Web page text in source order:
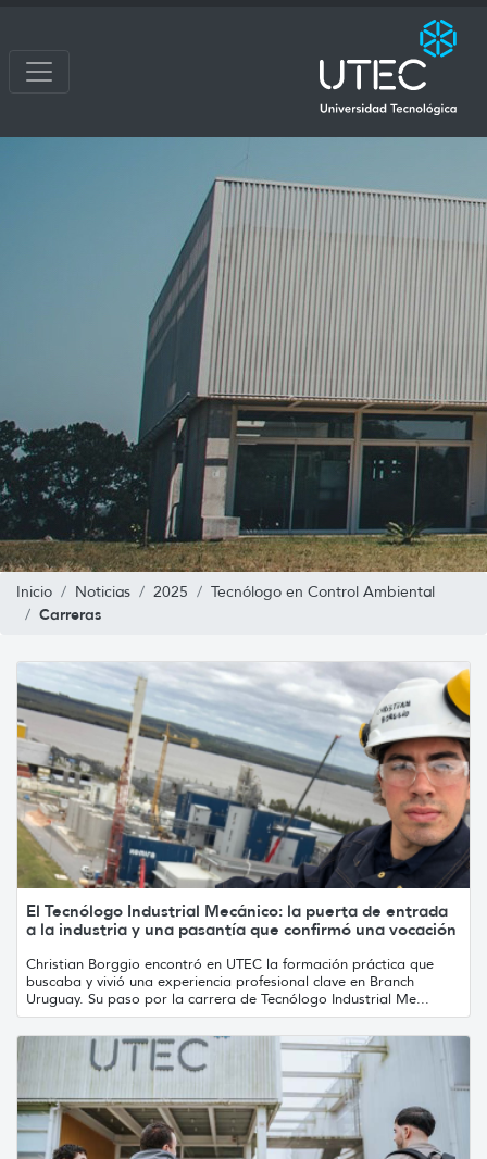
Inicio Noticias 2025 Tecnólogo en Control Ambiental
Carreras
El Tecnólogo Industrial Mecánico: la puerta de entrada
a la industria y una pasantía que confirmó una vocación
Christian Borggio encontró en UTEC la formación práctica que
buscaba y vivió una experiencia profesional clave en Branch
Uruguay. Su paso por la carrera de Tecnólogo Industrial Me...